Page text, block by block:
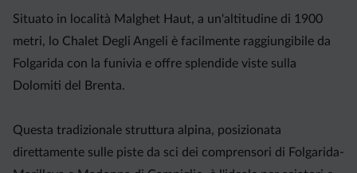
Situato in località Malghet Haut, a un'altitudine di 1900
metri, lo Chalet Degli Angeli è facilmente raggiungibile da
Folgarida con la funivia e offre splendide viste sulla
Dolomiti del Brenta.
Questa tradizionale struttura alpina, posizionata
direttamente sulle piste da sci dei comprensori di Folgarida-